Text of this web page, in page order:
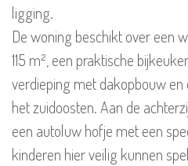
ligging.
De woning beschikt over een
115 m², een praktische
verdieping met dakopbouw
het zuidoosten. Aan de
een autoluw hofje met een
kinderen hier veilig kunnen